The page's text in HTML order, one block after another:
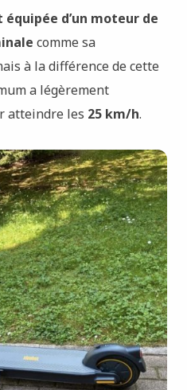
équipée d’un moteur de
comme sa
à la différence de cette
a légèrement
atteindre les 25 km/h.